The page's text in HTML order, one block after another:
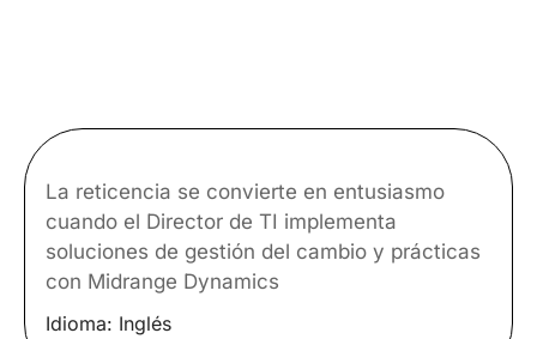
La reticencia se convierte en entusiasmo
cuando el Director de TI implementa
soluciones de gestión del cambio y prácticas
con Midrange Dynamics
Idioma: Inglés